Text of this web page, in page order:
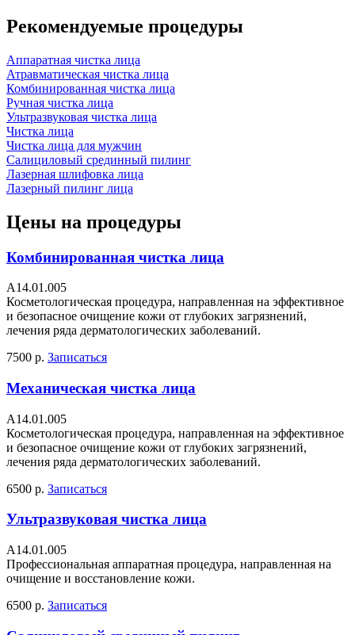
Рекомендуемые процедуры
Аппаратная чистка лица
Атравматическая чистка лица
Комбинированная чистка лица
Ручная чистка лица
Ультразвуковая чистка лица
Чистка лица
Чистка лица для мужчин
Салициловый срединный пилинг
Лазерная шлифовка лица
Лазерный пилинг лица
Цены на процедуры
Комбинированная чистка лица
А14.01.005
Косметологическая процедура, направленная на эффективное
и безопасное очищение кожи от глубоких загрязнений,
лечения ряда дерматологических заболеваний.
7500 р. Записаться
Механическая чистка лица
А14.01.005
Косметологическая процедура, направленная на эффективное
и безопасное очищение кожи от глубоких загрязнений,
лечения ряда дерматологических заболеваний.
6500 р. Записаться
Ультразвуковая чистка лица
А14.01.005
Профессиональная аппаратная процедура, направленная на
очищение и восстановление кожи.
6500 р. Записаться